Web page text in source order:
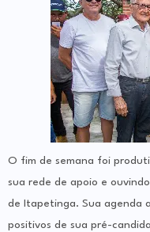
O fim de semana foi
sua rede de apoio e
de Itapetinga. Sua agenda
positivos de sua pré-